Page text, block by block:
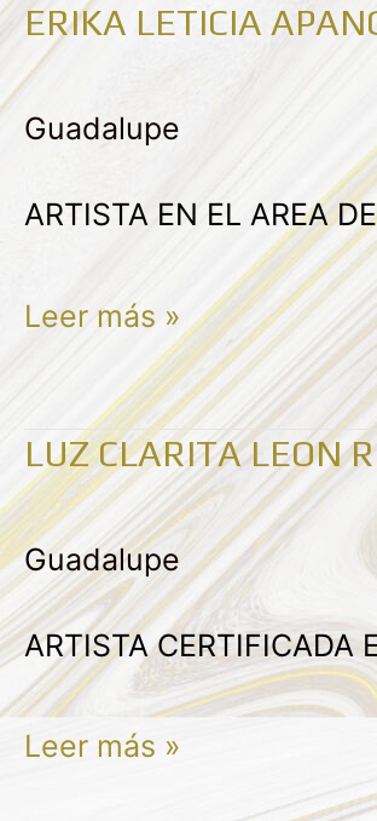
ERIKA LETICIA
Guadalupe
ARTISTA EN EL AREA
ERIKA
LETICIA
APANGO
CORTÉS
Leer más »
LUZ CLARITA LEON
Guadalupe
ARTISTA CERTIFICADA
LUZ
CLARITA
LEON
RECENDIZ
Leer más »